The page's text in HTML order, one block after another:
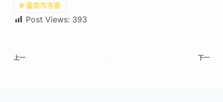
# 臺南市寺廟
Post Views: 393
上一 下一